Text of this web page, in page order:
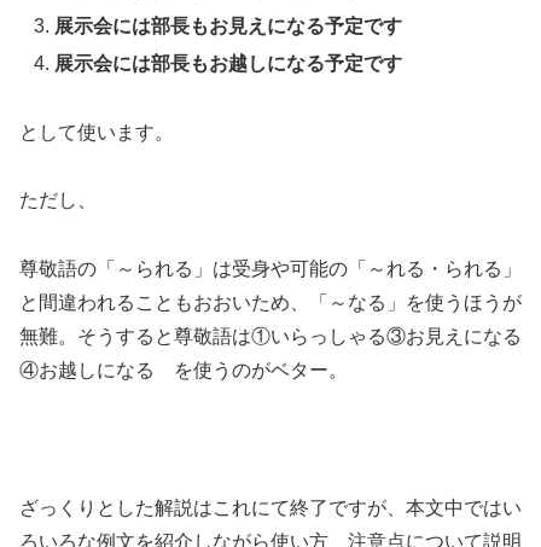
展示会には部長もお見えになる予定です
展示会には部長もお越しになる予定です
として使います。
ただし、
尊敬語の「～られる」は受身や可能の「～れる・られる」
と間違われることもおおいため、「～なる」を使うほうが
無難。そうすると尊敬語は①いらっしゃる③お見えになる
④お越しになる を使うのがベター。
ざっくりとした解説はこれにて終了ですが、本文中ではい
ろいろな例文を紹介しながら使い方、注意点について説明